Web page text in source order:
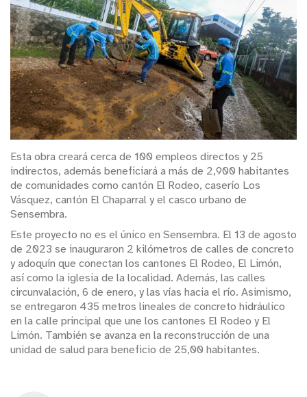
Esta obra creará cerca de 100 empleos directos y 25
indirectos, además beneficiará a más de 2,900 habitantes
de comunidades como cantón El Rodeo, caserío Los
Vásquez, cantón El Chaparral y el casco urbano de
Sensembra.
Este proyecto no es el único en Sensembra. El 13 de agosto
de 2023 se inauguraron 2 kilómetros de calles de concreto
y adoquín que conectan los cantones El Rodeo, El Limón,
así como la iglesia de la localidad. Además, las calles
circunvalación, 6 de enero, y las vías hacia el río. Asimismo,
se entregaron 435 metros lineales de concreto hidráulico
en la calle principal que une los cantones El Rodeo y El
Limón. También se avanza en la reconstrucción de una
unidad de salud para beneficio de 25,00 habitantes.